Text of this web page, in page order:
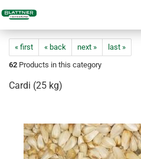
« first « back next »
last »
62 Products in this category
Cardi (25 kg)